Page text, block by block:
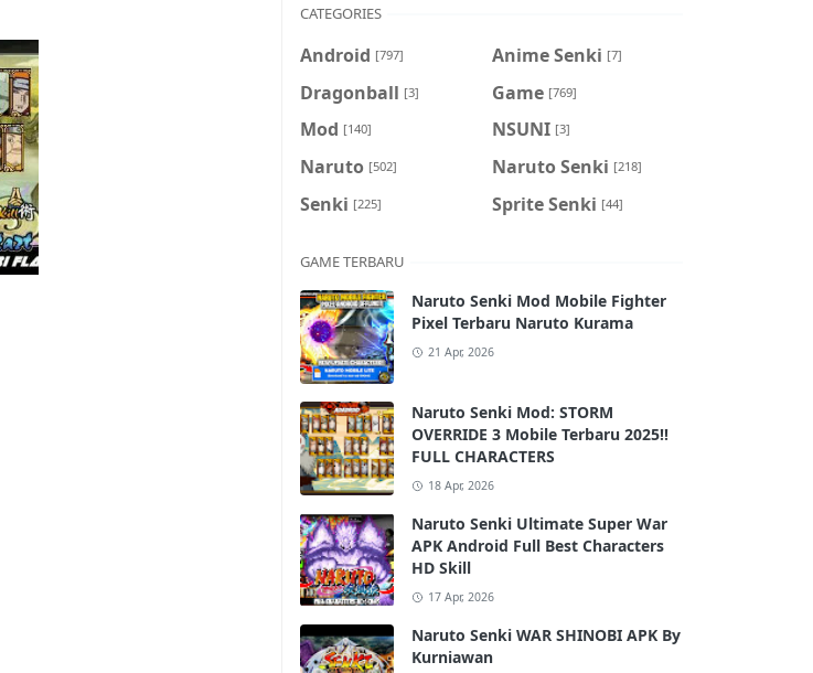
CATEGORIES
Android [797] Anime Senki [7]
Dragonball [3] Game [769]
Mod [140] NSUNI [3]
Naruto [502] Naruto Senki [218]
Senki [225] Sprite Senki [44]
GAME TERBARU
Naruto Senki Mod Mobile Fighter
Pixel Terbaru Naruto Kurama
21 Apr, 2026
Naruto Senki Mod: STORM
OVERRIDE 3 Mobile Terbaru 2025!!
FULL CHARACTERS
18 Apr, 2026
Naruto Senki Ultimate Super War
APK Android Full Best Characters
HD Skill
17 Apr, 2026
Naruto Senki WAR SHINOBI APK By
Kurniawan